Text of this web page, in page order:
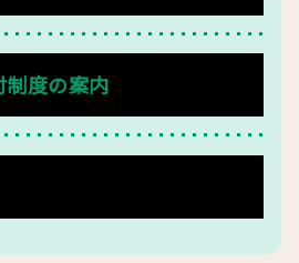
制度の案内